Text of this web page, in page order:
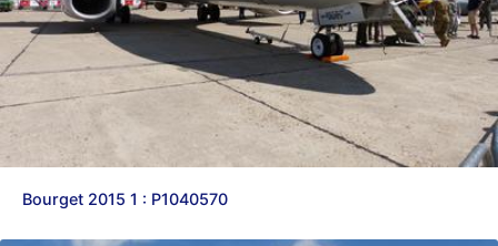
Bourget 2015 1 : P1040570